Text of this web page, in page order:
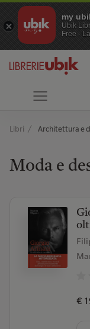
my
Ubik
Free -
Libri Architettura e
Moda e
€